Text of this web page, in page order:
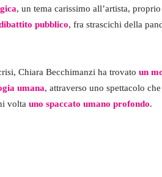
, un tema carissimo all’artista,
pubblico, fra strascichi della
Chiara Becchimanzi ha trovato un
umana, attraverso uno spettacolo
volta uno spaccato umano profondo.